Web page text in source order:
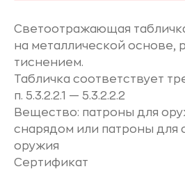
Светоотражающая
на металлической основе,
тиснением.
Табличка соответствует
п. 5.3.2.2.1 — 5.3.2.2.2
Вещество: патроны для
снарядом или патроны для
оружия
Сертификат